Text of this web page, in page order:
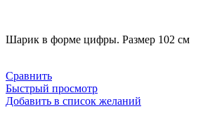
Шарик в форме цифры. Размер 102 см
Сравнить
Быстрый просмотр
Добавить в список желаний